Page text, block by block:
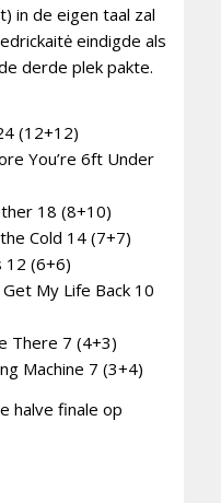
in de eigen taal zal
eindigde als
derde plek pakte.
(12+12)
You’re 6ft Under
18 (8+10)
Cold 14 (7+7)
12 (6+6)
My Life Back 10
There 7 (4+3)
Machine 7 (3+4)
halve finale op